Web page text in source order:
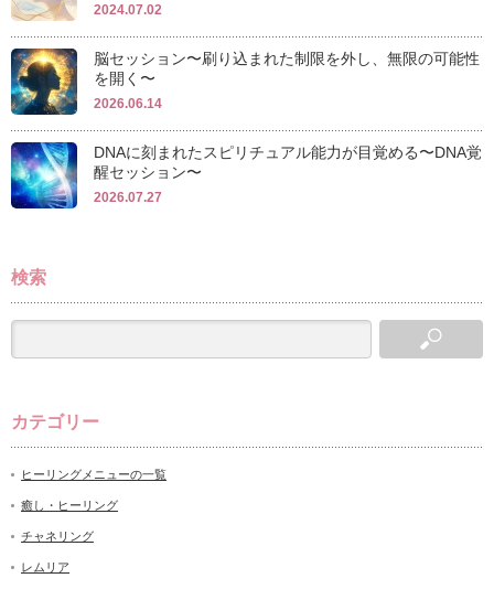
2024.07.02
脳セッション〜刷り込まれた制限を外し、無限の可能性
を開く〜
2026.06.14
DNAに刻まれたスピリチュアル能力が目覚める〜DNA覚
醒セッション〜
2026.07.27
検索
カテゴリー
ヒーリングメニューの一覧
癒し・ヒーリング
チャネリング
レムリア